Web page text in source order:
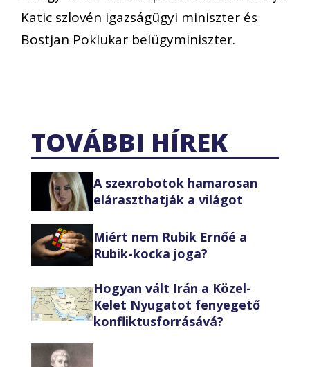
Katic szlovén igazságügyi miniszter és
Bostjan Poklukar belügyminiszter.
TOVÁBBI HÍREK
A szexrobotok hamarosan
eláraszthatják a világot
Miért nem Rubik Ernőé a
Rubik-kocka joga?
Hogyan vált Irán a Közel-
Kelet Nyugatot fenyegető
konfliktusforrásává?